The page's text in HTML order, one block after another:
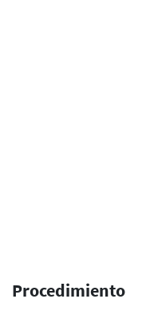
Procedimiento